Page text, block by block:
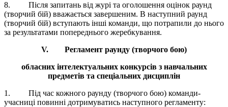
8. Після запитань від журі та оголошення оцінок раунд
(творчий бій) вважається завершеним. В наступний раунд
(творчий бій) вступають інші команди, що потрапили до нього
за результатами попереднього жеребкування.
V. Регламент раунду (творчого бою)
обласних інтелектуальних конкурсів з навчальних
предметів та спеціальних дисциплін
1. Під час кожного раунду (творчого бою) команди-
учасниці повинні дотримуватись наступного регламенту: